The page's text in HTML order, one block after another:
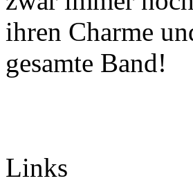
ihren Charme
gesamte Band!
Links